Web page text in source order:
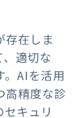
存在しま
適切な
。AIを活用
高精度な診
キュリ